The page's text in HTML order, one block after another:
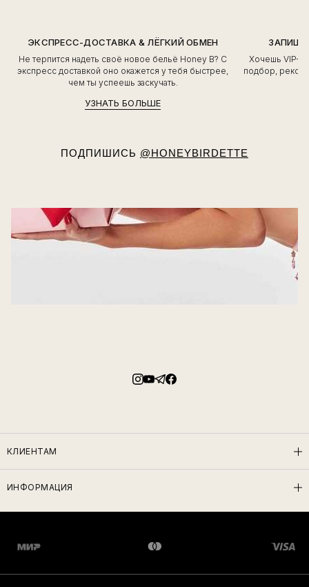
ЭКСПРЕСС-ДОСТАВКА & ЛЁГКИЙ ОБМЕН
Не терпится надеть своё новое бельё Honey B? С
экспресс доставкой оно окажется у тебя быстрее,
чем ты успеешь заскучать.
УЗНАТЬ БОЛЬШЕ
Хочешь VIP-
подбор,
ПОДПИШИСЬ @HONEYBIRDETTE
КЛИЕНТАМ
ИНФОРМАЦИЯ